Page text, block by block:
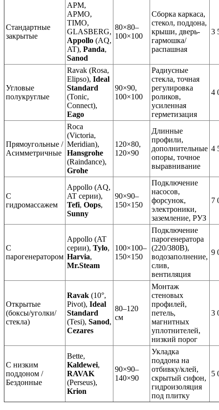
Стандартные
закрытые
APM,
APMO,
TIMO,
GLASBERG,
Appollo (AQ,
AT), Panda,
Sanod
80×80–
100×100
Сборка каркаса,
стекол, поддона,
крыши, дверь-
гармошка/
распашная
3
Угловые
полукруглые
Ravak (Rosa,
Elipso), Ideal
Standard
(Tonic,
Connect),
Eago
90×90,
100×100
Радиусные
стекла, точная
регулировка
роликов,
усиленная
герметизация
4
Прямоугольные /
Асимметричные
Roca
(Victoria,
Meridian),
Hansgrohe
(Raindance),
Grohe
120×80,
120×90
Длинные
профили,
дополнительные
опоры, точное
выравнивание
4
С
гидромассажем
Appollo (AQ,
AT серии),
Tefi, Oops,
Sunny
90×90–
150×150
Подключение
насосов,
форсунок,
электроники,
заземление, РУЗ
7
С
парогенератором
Appollo (AT
серии), Tylo,
Harvia,
Mr.Steam
100×100–
150×150
Подключение
парогенератора
(220/380В),
водозаполнение,
слив,
вентиляция
9
Открытые
(боксы/уголки/
стекла)
Ravak (10°,
Pivot), Ideal
Standard
(Tesi), Sanod,
Cezares
80–120
см
Монтаж
стеновых
профилей,
петель,
магнитных
уплотнителей,
низкий порог
3
С низким
поддоном /
Бездонные
Bette,
Kaldewei,
RAVAK
(Perseus),
Krion
90×90–
140×90
Укладка
поддона на
отбивку/клей,
скрытый сифон,
гидроизоляция
под плитку
5